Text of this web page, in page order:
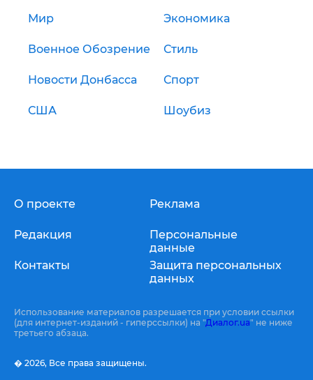
Мир Экономика
Военное Обозрение Стиль
Новости Донбасса Спорт
США Шоубиз
О проекте
Редакция
Контакты
Реклама
Персональные
данные
Защита персональных
данных
Использование материалов разрешается при условии ссылки
(для интернет-изданий - гиперссылки) на "Диалог.ua" не ниже
третьего абзаца.
� 2026, Все права защищены.